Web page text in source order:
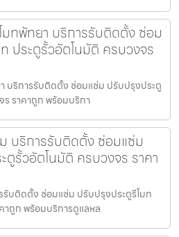
มทพัทยา บริการรับติดตั้ง ซ่อม
ประตูรั้วอัตโนมัติ ครบวงจร
บริการรับติดตั้ง ซ่อมแซ่ม ปรับปรุงประตู
ราคาถูก พร้อมบริกา
บริการรับติดตั้ง ซ่อมแซ่ม
ตูรั้วอัตโนมัติ ครบวงจร ราคา
บติดตั้ง ซ่อมแซ่ม ปรับปรุงประตูรีโมท
าถูก พร้อมบริการดูแลหล